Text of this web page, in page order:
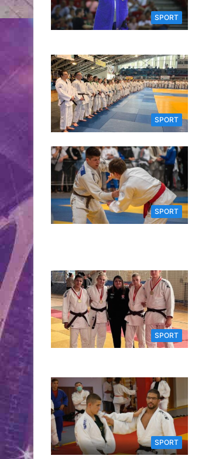
SPORT
SPORT
SPORT
SPORT
SPORT